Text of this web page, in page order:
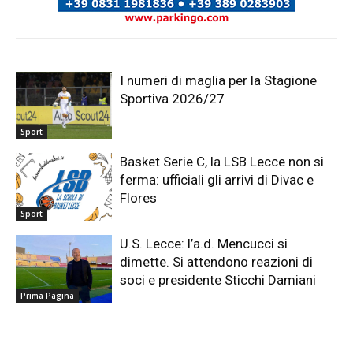
Sport
I numeri di maglia per la Stagione
Sportiva 2026/27
Sport
Basket Serie C, la LSB Lecce non si
ferma: ufficiali gli arrivi di Divac e
Flores
Prima Pagina
U.S. Lecce: l’a.d. Mencucci si
dimette. Si attendono reazioni di
soci e presidente Sticchi Damiani